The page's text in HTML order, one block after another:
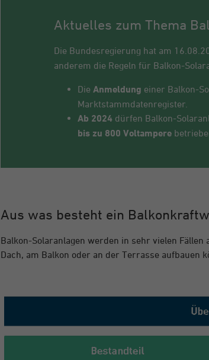
Aktuelles zum Thema
Die Bundesregierung hat am
anderem die Regeln für Balkon-
Die Anmeldung einer Balkon-
Marktstammdatenregister.
Ab 2024 dürfen Balkon-
bis zu 800 Voltampere
Aus was besteht ein
Balkon-Solaranlagen werden in sehr vielen
Dach, am Balkon oder an der Terrasse aufbauen